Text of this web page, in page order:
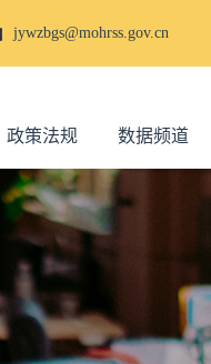
jywzbgs@mohrss.gov.cn
政策法规 数据频道